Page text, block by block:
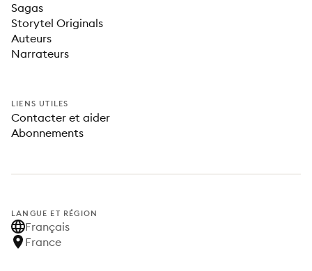
Sagas
Storytel Originals
Auteurs
Narrateurs
LIENS UTILES
Contacter et aider
Abonnements
LANGUE ET RÉGION
Français
France